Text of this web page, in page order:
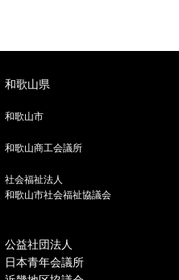
和歌山県
和歌山市
和歌山商工会議所
社会福祉法人
和歌山市社会福祉協議会
公益社団法人
日本青年会議所